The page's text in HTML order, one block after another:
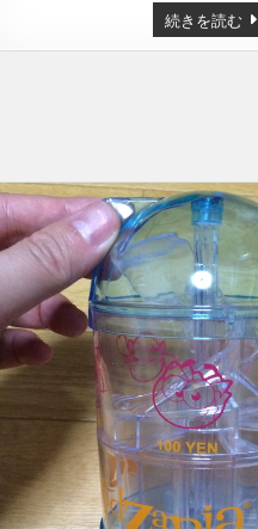
続きを読むあ
の
有
の
歩
く
車
を
っ
て
み
た
–
ス
ト
ラ
ン
ド
ビ
ー
ス
ト
–